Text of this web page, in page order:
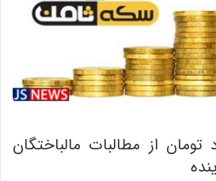
میلیارد تومان از مطالبات مالباختگان